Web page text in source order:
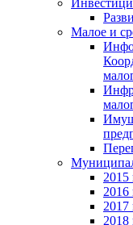
Малое и
2015
2016
2017
2018